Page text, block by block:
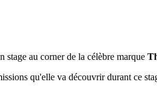
stage au corner de la célèbre marque
qu'elle va découvrir durant ce